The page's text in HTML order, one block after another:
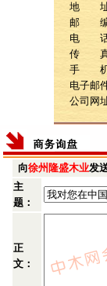
地 址
邮 编
电 话
传 真
手 机
电子邮
公司网
向徐州隆盛木业发
主
题：
正
文：